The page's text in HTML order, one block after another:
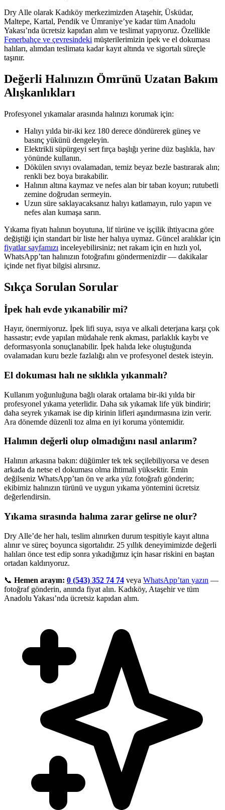
Dry Alle olarak Kadıköy merkezimizden Ataşehir, Üsküdar,
Maltepe, Kartal, Pendik ve Ümraniye’ye kadar tüm Anadolu
Yakası’nda ücretsiz kapıdan alım ve teslimat yapıyoruz. Özellikle
Fenerbahçe ve çevresindeki müşterilerimizin ipek ve el dokuması
halıları, alımdan teslimata kadar kayıt altında ve sigortalı süreçle
taşınır.
Değerli Halınızın Ömrünü Uzatan Bakım
Alışkanlıkları
Profesyonel yıkamalar arasında halınızı korumak için:
Halıyı yılda bir-iki kez 180 derece döndürerek güneş ve
basınç yükünü dengeleyin.
Elektrikli süpürgeyi sert fırça başlığı yerine düz başlıkla, hav
yönünde kullanın.
Dökülen sıvıyı ovalamadan, temiz beyaz bezle bastırarak alın;
renkli bez boya bırakabilir.
Halının altına kaymaz ve nefes alan bir taban koyun; rutubetli
zemine doğrudan sermeyin.
Uzun süre saklayacaksanız halıyı katlamayın, rulo yapın ve
nefes alan kumaşa sarın.
Yıkama fiyatı halının boyutuna, lif türüne ve işçilik ihtiyacına göre
değiştiği için standart bir liste her halıya uymaz. Güncel aralıklar için
fiyatlar sayfamızı inceleyebilirsiniz; net rakam için en hızlı yol,
WhatsApp’tan halınızın fotoğrafını göndermenizdir — dakikalar
içinde net fiyat bilgisi alırsınız.
Sıkça Sorulan Sorular
İpek halı evde yıkanabilir mi?
Hayır, önermiyoruz. İpek lifi suya, ısıya ve alkali deterjana karşı çok
hassastır; evde yapılan müdahale renk akması, parlaklık kaybı ve
deformasyonla sonuçlanabilir. İpek halıda leke oluştuğunda
ovalamadan kuru bezle fazlalığı alın ve profesyonel destek isteyin.
El dokuması halı ne sıklıkla yıkanmalı?
Kullanım yoğunluğuna bağlı olarak ortalama bir-iki yılda bir
profesyonel yıkama yeterlidir. Daha sık yıkamak life yük bindirir;
daha seyrek yıkamak ise dip kirinin lifleri aşındırmasına izin verir.
Ara dönemde düzenli toz alma en iyi koruma yöntemidir.
Halımın değerli olup olmadığını nasıl anlarım?
Halının arkasına bakın: düğümler tek tek seçilebiliyorsa ve desen
arkada da netse el dokuması olma ihtimali yüksektir. Emin
değilseniz WhatsApp’tan ön ve arka yüz fotoğrafı gönderin;
ekibimiz halınızın türünü ve uygun yıkama yöntemini ücretsiz
değerlendirsin.
Yıkama sırasında halıma zarar gelirse ne olur?
Dry Alle’de her halı, teslim alınırken durum tespitiyle kayıt altına
alınır ve süreç boyunca sigortalıdır. 25 yıllık deneyimimizde değerli
halıları önce test edip sonra yıkadığımız için hasar riskini en baştan
ortadan kaldırıyoruz.
📞 Hemen arayın: 0 (543) 352 74 74 veya WhatsApp’tan yazın —
fotoğraf gönderin, anında fiyat alın. Kadıköy, Ataşehir ve tüm
Anadolu Yakası’nda ücretsiz kapıdan alım.